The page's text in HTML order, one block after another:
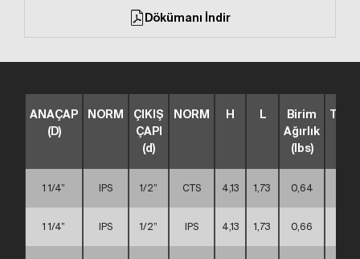
Dökümanı İndir
ANAÇAP
(D)
NORM
ÇIKIŞ
ÇAPI
(d)
NORM H L
Birim
Ağırlık
(lbs)
TİP
1 1/4” IPS 1/2” CTS 4,13 1,73 0,64
1 1/4” IPS 1/2” IPS 4,13 1,73 0,66